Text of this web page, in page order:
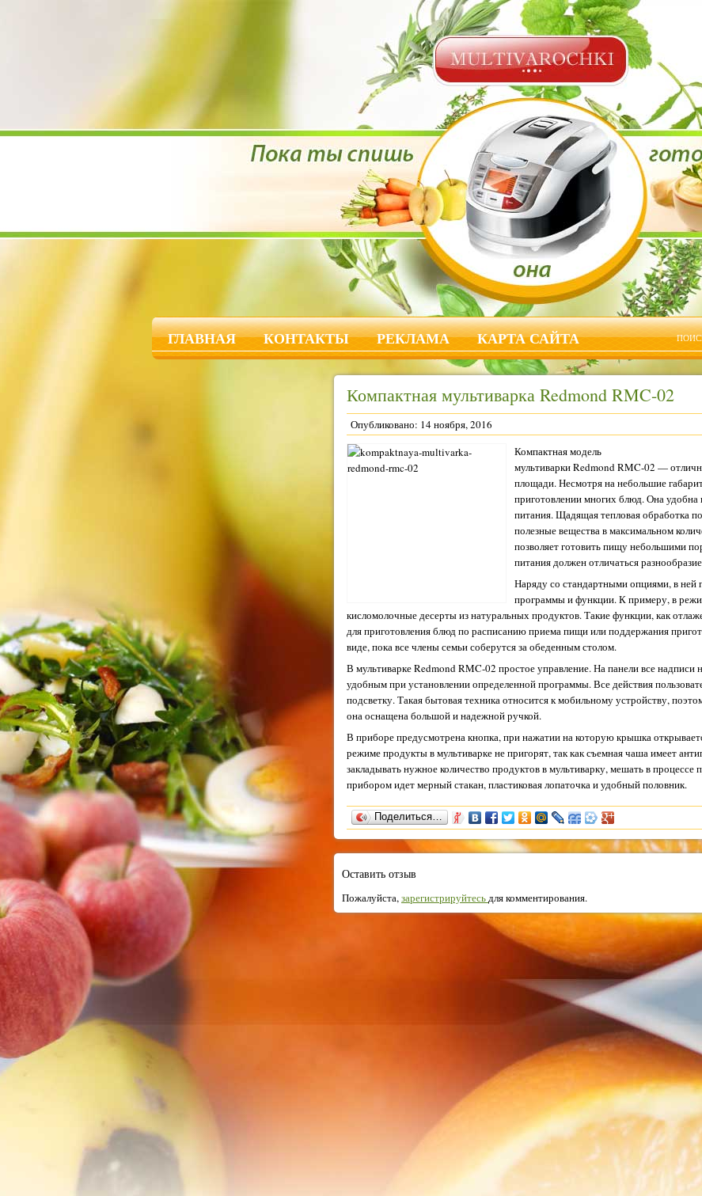
ГЛАВНАЯ КОНТАКТЫ РЕКЛАМА КАРТА САЙТА
Компактная мультиварка Redmond RMC-02
Опубликовано: 14 ноября, 2016
Компактная модель
мультиварки Redmond RMC-02 —
площади. Несмотря на небольшие
приготовлении многих блюд.Она удобна
питания. Щадящая тепловая обработка
полезные вещества в максимальном
позволяет готовить пищу небольшими
питания должен отличаться
Наряду со стандартными опциями, в
программы и функции. К примеру, в
кисломолочные десерты из натуральных продуктов. Такие функции, как
для приготовления блюд по расписанию приема пищи или поддержания
виде, пока все члены семьи соберутся за обеденным столом.
В мультиварке Redmond RMC-02 простое управление. На панели все надписи
удобным при установлении определенной программы. Все действия
подсветку. Такая бытовая техника относится к мобильному устройству,
она оснащена большой и надежной ручкой.
В приборе предусмотрена кнопка, при нажатии на которую крышка
режиме продукты в мультиварке не пригорят, так как съемная чаша имеет
закладывать нужное количество продуктов в мультиварку, мешать в процессе
прибором идет мерный стакан, пластиковая лопаточка и удобный половник.
Поделиться…
Оставить отзыв
Пожалуйста,зарегистрируйтесьдля комментирования.